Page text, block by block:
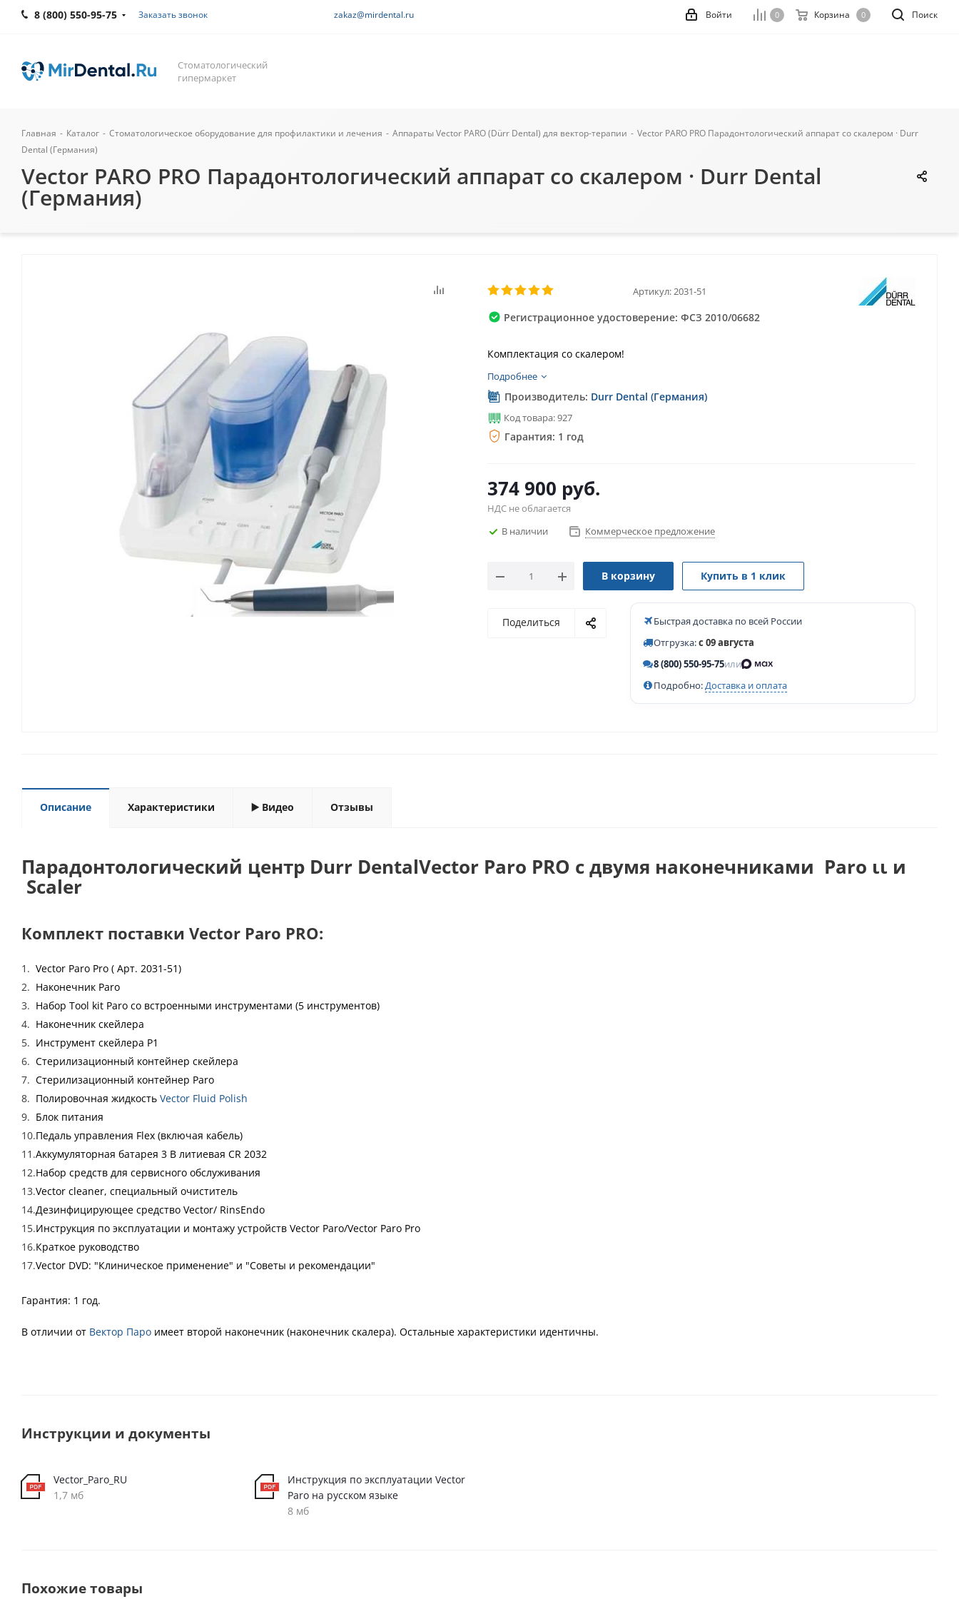
8 (800) 550-95-75 Заказать звонок zakaz@mirdental.ru Поиск
0 Корзина 0
Войти
Стоматологический
гипермаркет
Главная - Каталог - Стоматологическое оборудование для профилактики и лечения - Аппараты Vector PARO (Dürr Dental) для вектор-терапии - Vector PARO PRO Парадонтологический аппарат со скалером · Durr
Dental (Германия)
Vector PARO PRO Парадонтологический аппарат со скалером · Durr Dental
(Германия)
Артикул:2031-51
Регистрационное удостоверение: ФСЗ 2010/06682
Комплектация со скалером!
Подробнее
Производитель: Durr Dental (Германия)
Код товара: 927
Гарантия: 1 год
374 900 руб.
НДС не облагается
В наличии
Коммерческое предложение
В корзину Купить в 1 клик
Поделиться
Быстрая доставка по всей России
Отгрузка:с 09 августа
8 (800) 550-95-75или
Подробно:Доставка и оплата
Описание Характеристики ▶️ Видео Отзывы
Парадонтологический центр Durr DentalVector Paro PRO с двумя наконечниками Paro ιι и
Scaler
Комплект поставки Vector Paro PRO:
Vector Paro Pro ( Арт. 2031-51)
Наконечник Paro
Набор Tool kit Paro со встроенными инструментами (5 инструментов)
Наконечник скейлера
Инструмент скейлера P1
Стерилизационный контейнер скейлера
Стерилизационный контейнер Paro
Полировочная жидкость Vector Fluid Polish
Блок питания
Педаль управления Flex (включая кабель)
Аккумуляторная батарея 3 В литиевая CR 2032
Набор средств для сервисного обслуживания
Vector cleaner, специальный очиститель
Дезинфицирующее средство Vector/ RinsEndo
Инструкция по эксплуатации и монтажу устройств Vector Paro/Vector Paro Pro
Краткое руководство
Vector DVD: "Клиническое применение" и "Советы и рекомендации"
Гарантия: 1 год.
В отличии от Вектор Паро имеет второй наконечник (наконечник скалера). Остальные характеристики идентичны.
Инструкции и документы
Vector_Paro_RU
1,7 мб
Инструкция по эксплуатации Vector
Paro на русском языке
8 мб
Похожие товары